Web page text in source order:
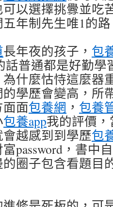
可以選擇挑釁並吃
年制先生唯1的
長年夜的孩子， 包
話普通都是好勤學
什麼怙恃這麼器
學歷會變高，所
面包養網 ， 包養
包養app我的評價
越感到到學歷包
password，書中
圈子包含看題目